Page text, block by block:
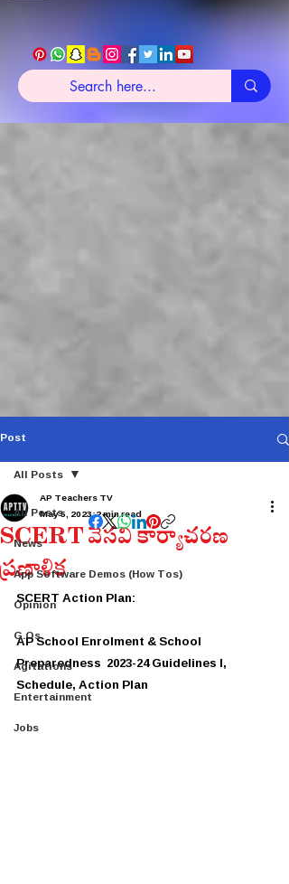
Post
All Posts
News
App Software Demos (How Tos)
Opinion
G.Os
Agitations
Entertainment
Jobs
All Posts
SCERT వేసవి కార్యాచరణ
ప్రణాళిక
AP Teachers TV
May 5, 2023 2 min read
SCERT Action Plan:
AP School Enrolment & School
Preparedness  2023-24 Guidelines l,
Schedule, Action Plan